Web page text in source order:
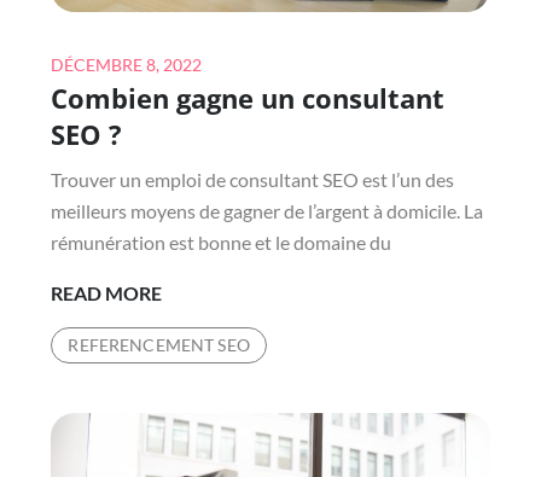
Posted
on
DÉCEMBRE 8, 2022
Combien gagne un consultant
SEO ?
Trouver un emploi de consultant SEO est l’un des
meilleurs moyens de gagner de l’argent à domicile. La
rémunération est bonne et le domaine du
READ MORECOMBIEN
GAGNE
UN
SEO
?
REFERENCEMENT SEO